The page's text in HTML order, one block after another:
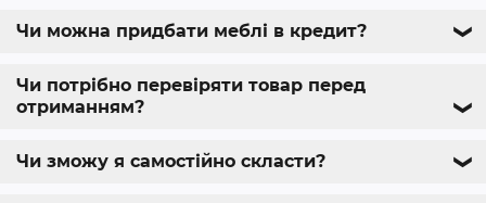
Чи можна придбати меблі в кредит? ❯
Чи потрібно перевіряти товар перед
отриманням?
❯
Чи зможу я самостійно скласти? ❯